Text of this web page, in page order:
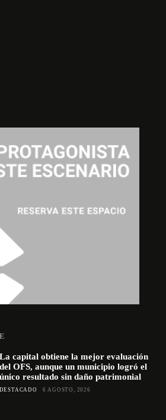
La capital obtiene la mejor evaluación
del OFS, aunque un municipio logró el
único resultado sin daño patrimonial
DESTACADO 6 AGOSTO, 2026